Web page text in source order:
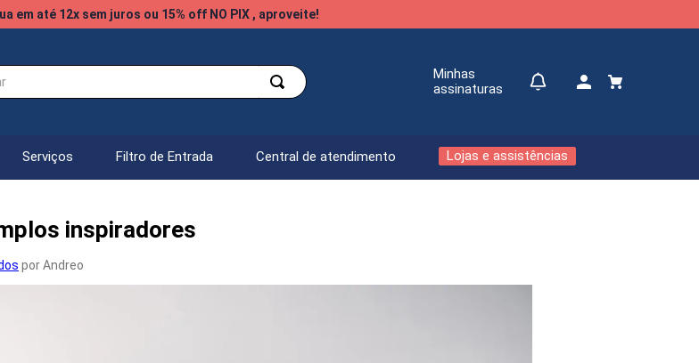
em até 12x sem juros ou 15% off NO PIX , aproveite!
Minhas
assinaturas
Serviços Filtro de Entrada Central de atendimento Lojas e assistências
inspiradores
por Andreo